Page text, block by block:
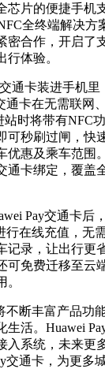
芯片的便捷手机
全终端解决方
密合作，开启了
体验。
卡装进手机里
通卡在无需联网
时将带有NFC
可秒刷过闸，快
优惠及乘车范围
通卡绑定，覆盖
Pay交通卡后，
在线充值，无
记录，让出行更
可免费迁移至云
断丰富产品功
活。Huawei
入系统，未来更
交通卡，为更多